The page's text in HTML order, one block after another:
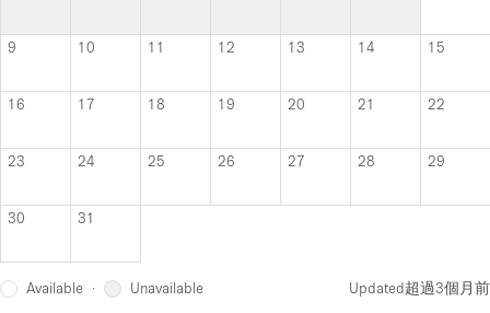
9 10 11 12 13 14 15
16 17 18 19 20 21 22
23 24 25 26 27 28 29
30 31
Available · Unavailable Updated超過3個月前